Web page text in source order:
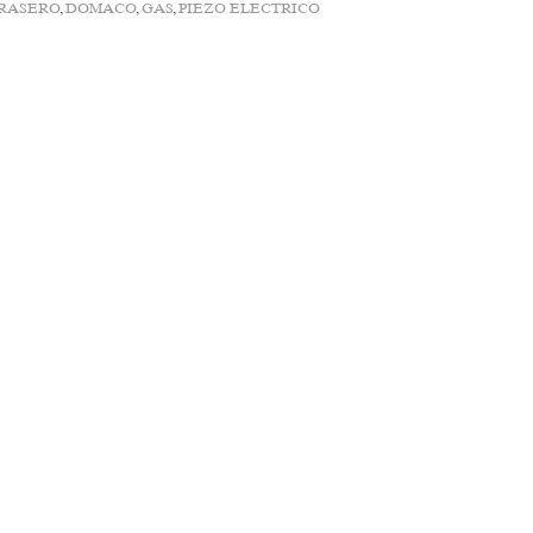
,DOMACO,GAS ,PIEZO ELECTRICO